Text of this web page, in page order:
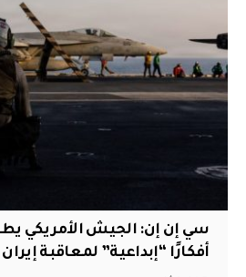
سي إن إن: الجيش الأمريكي
أفكارًا “إبداعية” لمعاقبة إيران